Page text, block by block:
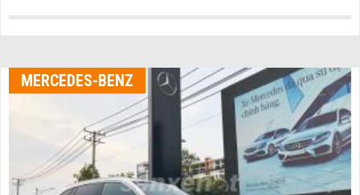
MERCEDES-BENZ